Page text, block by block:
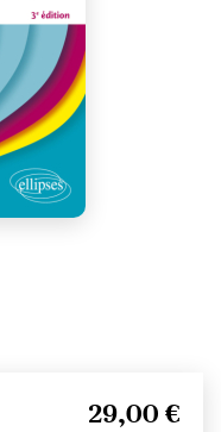
29,00 €